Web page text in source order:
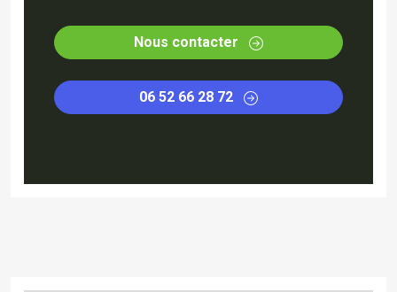
Nous contacter
06 52 66 28 72